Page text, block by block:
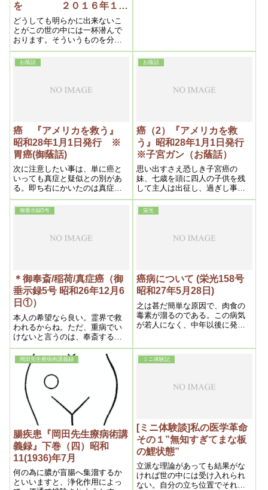
を ２０１６年１１
月④ (私達の学び目からウ
ロコの内容より)
どうしても明らかに出来ないこ
とがこの世の中には一杯潜んで
おります。そういうものを分っ
たようで分らないように皆に説
明しているのが“真如”ですので。
これを真理として説いていくの
私達はいち早くそういう真理の
作らせていただいて、皆を幸福
に導いていくというのが我々の
役割なのです
お蔭話
癌 『アメリカを救う』
昭和28年1月1日発行 ※
胃癌(御蔭話)
次に注意したい事は、単に癌と
いっても真症と疑似との別があ
る。即ち右にかいたのは真症で
あるが、実は疑似の方がズッと
多く、この点日本も米国も大差
ないであろう。この疑似癌の原
お蔭話
癌（2）『アメリカを救
う』昭和28年1月1日発行
※子宮ガン（お蔭話）
思い出すさえ恐しき子宮癌の
妹、七歳を頭に四人の子供を残
して主人は出征し、過ぎし事で
はありながら込み上げて来る涙
をどうする事も出来ません。
御垂示録5号
＊御奉斎/稲荷/真症癌（御
垂示録5号 昭和26年12月6
日①）
本人の希望なら良い。霊界で救
われるからね。ただ、重病でい
けないと言うのは、奉斎すると
治ると言う、治る為に奉斎する
と言うのは、いけないんです。
今の場合は本人が、信仰に対す
る理解ができているから、霊を
救うと言う意味で、早くやった
方が良いです。
栄光
癌病について (栄光158号
昭和27年5月28日)
之は甚だ簡単な原因で、肉食の
毒素が溜るのである。この病気
が若人になく、中年以後に発る
事があるが、人間は肉と野菜と
ある。この理由はどういう訳か
というと肉食は陽性食物であ
岡田先生療病術講義録
腸疾患『岡田先生療病術講
義録』下巻（四）昭和
11(1936)年7月
何の為に膿が盲腸へ集溜するか
といいますと、浄化作用によっ
ミニ体験記
[ミニ体験談]私の医学革命
その１”無知すぎてまな板
の鯉状態”
立派な理論があっても結果がな
ければ世の中には受け入れられ
ない。自分の立ち位置でそれぞ